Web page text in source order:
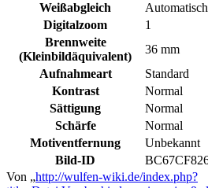
Weißabgleich
Automatisch
Digitalzoom
1
Brennweite
(Kleinbildäquivalent)
36 mm
Aufnahmeart
Standard
Kontrast
Normal
Sättigung
Normal
Schärfe
Normal
Motiventfernung
Unbekannt
Bild-ID
Von „http://wulfen-wiki.de/index.php?